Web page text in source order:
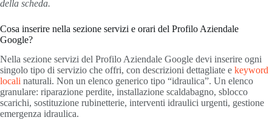
della scheda.
Cosa inserire nella sezione servizi e orari del Profilo Aziendale
Google?
Nella sezione servizi del Profilo Aziendale Google devi inserire ogni
singolo tipo di servizio che offri, con descrizioni dettagliate e keyword
locali naturali. Non un elenco generico tipo “idraulica”. Un elenco
granulare: riparazione perdite, installazione scaldabagno, sblocco
scarichi, sostituzione rubinetterie, interventi idraulici urgenti, gestione
emergenza idraulica.